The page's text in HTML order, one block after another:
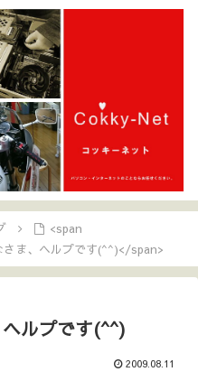
<span
ま、ヘルプです(^^)</span>
ルプです(^^)
2009.08.11